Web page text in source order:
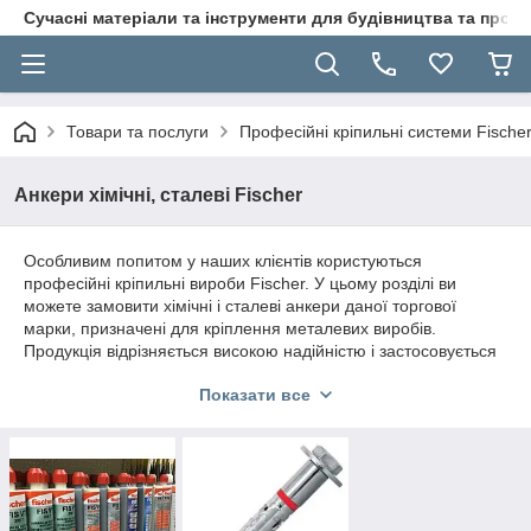
Сучасні матеріали та інструменти для будівництва та
Товари та послуги Професійні кріпильні системи Fischer
Анкери хімічні, сталеві Fischer
Особливим попитом у наших клієнтів користуються
професійні кріпильні вироби Fischer. У цьому розділі ви
можете замовити хімічні і сталеві анкери даної торгової
марки, призначені для кріплення металевих виробів.
Продукція відрізняється високою надійністю і застосовується
Продукція Fischer для кріплення
металевих виробів
Показати все